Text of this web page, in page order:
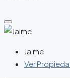
Jaime
Ver